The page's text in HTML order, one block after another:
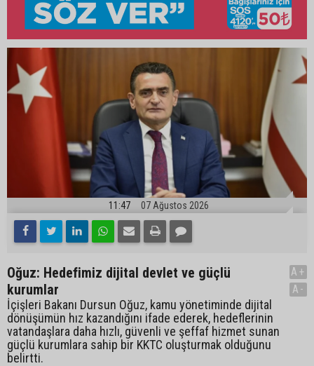
11:47 07 Ağustos 2026
Oğuz: Hedefimiz dijital devlet ve güçlü
kurumlar
İçişleri Bakanı Dursun Oğuz, kamu yönetiminde dijital
dönüşümün hız kazandığını ifade ederek, hedeflerinin
vatandaşlara daha hızlı, güvenli ve şeffaf hizmet sunan
güçlü kurumlara sahip bir KKTC oluşturmak olduğunu
belirtti.
A+
A-